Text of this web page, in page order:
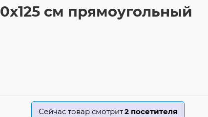
см прямоугольный
Сейчас товар смотрит2 посетителя